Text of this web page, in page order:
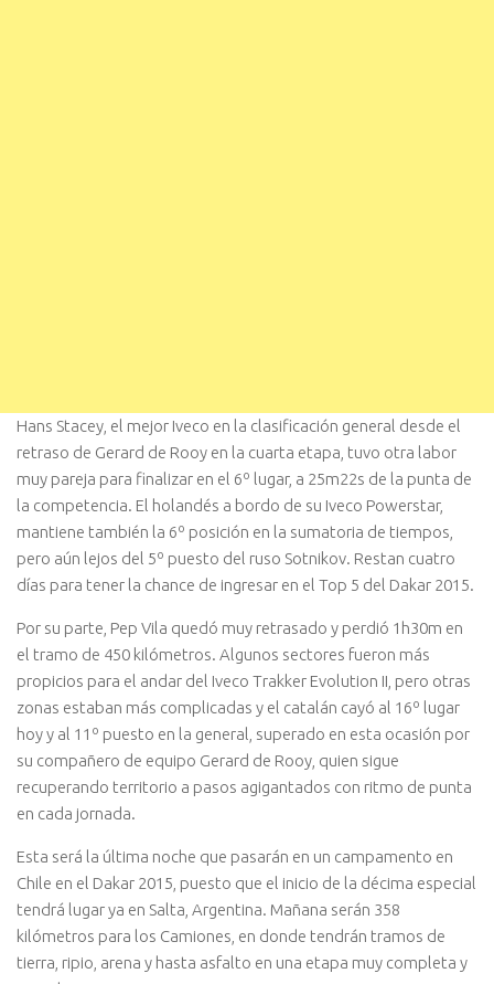
Hans Stacey, el mejor Iveco en la clasificación general desde el
retraso de Gerard de Rooy en la cuarta etapa, tuvo otra labor
muy pareja para finalizar en el 6º lugar, a 25m22s de la punta de
la competencia. El holandés a bordo de su Iveco Powerstar,
mantiene también la 6º posición en la sumatoria de tiempos,
pero aún lejos del 5º puesto del ruso Sotnikov. Restan cuatro
días para tener la chance de ingresar en el Top 5 del Dakar 2015.
Por su parte, Pep Vila quedó muy retrasado y perdió 1h30m en
el tramo de 450 kilómetros. Algunos sectores fueron más
propicios para el andar del Iveco Trakker Evolution II, pero otras
zonas estaban más complicadas y el catalán cayó al 16º lugar
hoy y al 11º puesto en la general, superado en esta ocasión por
su compañero de equipo Gerard de Rooy, quien sigue
recuperando territorio a pasos agigantados con ritmo de punta
en cada jornada.
Esta será la última noche que pasarán en un campamento en
Chile en el Dakar 2015, puesto que el inicio de la décima especial
tendrá lugar ya en Salta, Argentina. Mañana serán 358
kilómetros para los Camiones, en donde tendrán tramos de
tierra, ripio, arena y hasta asfalto en una etapa muy completa y